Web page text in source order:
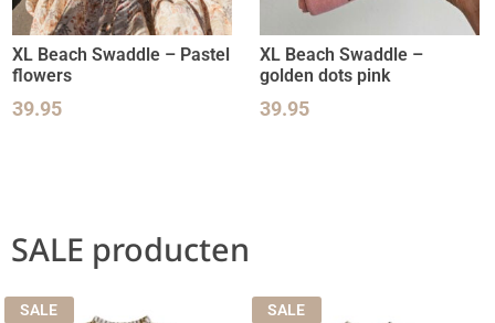
XL Beach Swaddle – Pastel
flowers
39.95
XL Beach Swaddle –
golden dots pink
39.95
SALE producten
SALE SALE